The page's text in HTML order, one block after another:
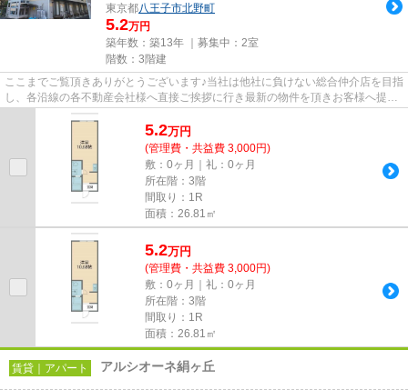
東京都八王子市北野町
5.2万円
築年数：築13年 ｜募集中： 2室
階数：3階建
ここまでご覧頂きありがとうございます♪当社は他社に負けない総合仲介店を目指
し、各沿線の各不動産会社様へ直接ご挨拶に行き最新の物件を頂きお客様へ提供
しております！最新の情報は...
5.2万円
(管理費・共益費 3,000円)
敷：0ヶ月｜礼：0ヶ月
所在階：3階
間取り：1R
面積：26.81㎡
5.2万円
(管理費・共益費 3,000円)
敷：0ヶ月｜礼：0ヶ月
所在階：3階
間取り：1R
面積：26.81㎡
賃貸｜アパート アルシオーネ絹ヶ丘